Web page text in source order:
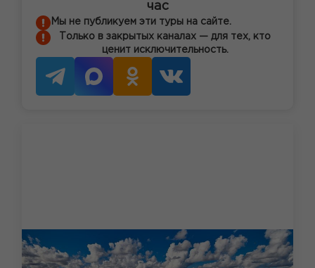
час
Мы не публикуем эти туры на сайте.
Только в закрытых каналах — для тех, кто
ценит исключительность.